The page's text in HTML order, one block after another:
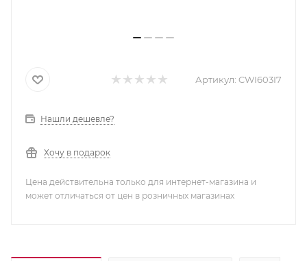
Артикул: CWI603I7
Нашли дешевле?
Хочу в подарок
Цена действительна только для интернет-магазина и
может отличаться от цен в розничных магазинах